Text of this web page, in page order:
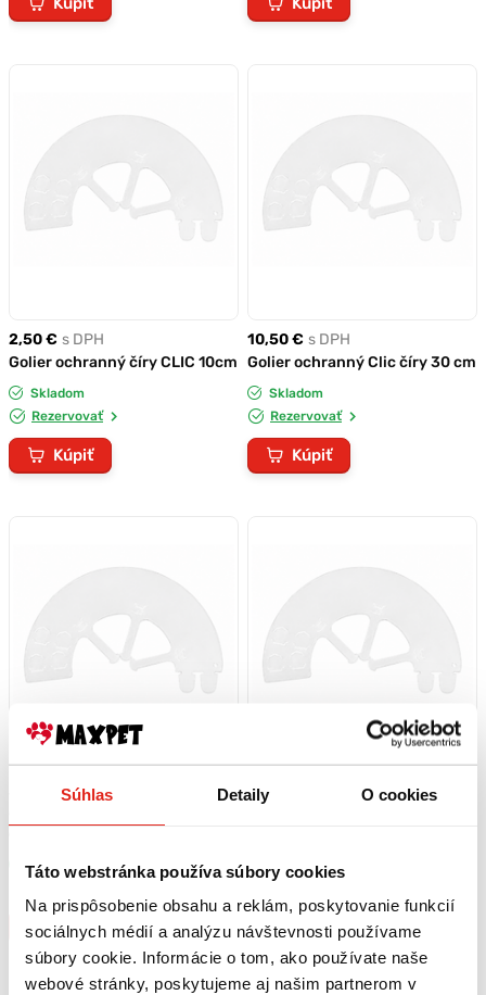
Súhlas Detaily O cookies
Táto webstránka používa súbory cookies
Na prispôsobenie obsahu a reklám, poskytovanie funkcií
sociálnych médií a analýzu návštevnosti používame
súbory cookie. Informácie o tom, ako používate naše
webové stránky, poskytujeme aj našim partnerom v
2,50 € s DPH
Golier ochranný číry CLIC 10cm
Skladom
Rezervovať
Kúpiť
10,50 € s DPH
Golier ochranný Clic číry 30 cm
Skladom
Rezervovať
Kúpiť
s DPH
Skladom
Kúpiť
7,50 €
Skladom
Kúpiť